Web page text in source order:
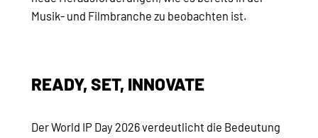
Musik- und Filmbranche zu beobachten ist.
READY, SET, INNOVATE
Der World IP Day 2026 verdeutlicht die Bedeutung